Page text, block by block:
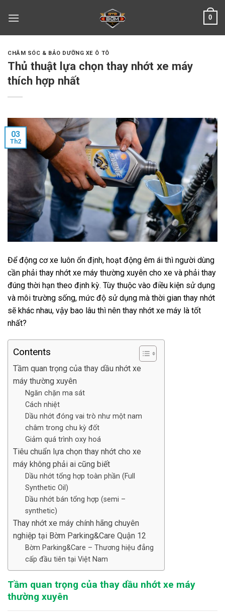
0
CHĂM SÓC & BẢO DƯỠNG XE Ô TÔ
Thủ thuật lựa chọn thay nhớt xe máy
thích hợp nhất
03
Th2
Để động cơ xe luôn ổn định, hoạt động êm ái thì người dùng
cần phải thay nhớt xe máy thường xuyên cho xe và phải thay
đúng thời hạn theo định kỳ. Tùy thuộc vào điều kiện sử dụng
và môi trường sống, mức độ sử dụng mà thời gian thay nhớt
sẽ khác nhau, vậy bao lâu thì nên thay nhớt xe máy là tốt
nhất?
Contents
Tầm quan trọng của thay dầu nhớt xe
máy thường xuyên
Ngăn chặn ma sát
Cách nhiệt
Dầu nhớt đóng vai trò như một nam
châm trong chu kỳ đốt
Giảm quá trình oxy hoá
Tiêu chuẩn lựa chọn thay nhớt cho xe
máy không phải ai cũng biết
Dầu nhớt tổng hợp toàn phần (Full
Synthetic Oil)
Dầu nhớt bán tổng hợp (semi –
synthetic)
Thay nhớt xe máy chính hãng chuyên
nghiệp tại Bờm Parking&Care Quận 12
Bờm Parking&Care – Thương hiệu đẳng
cấp đầu tiên tại Việt Nam
Tầm quan trọng của thay dầu nhớt xe máy
thường xuyên